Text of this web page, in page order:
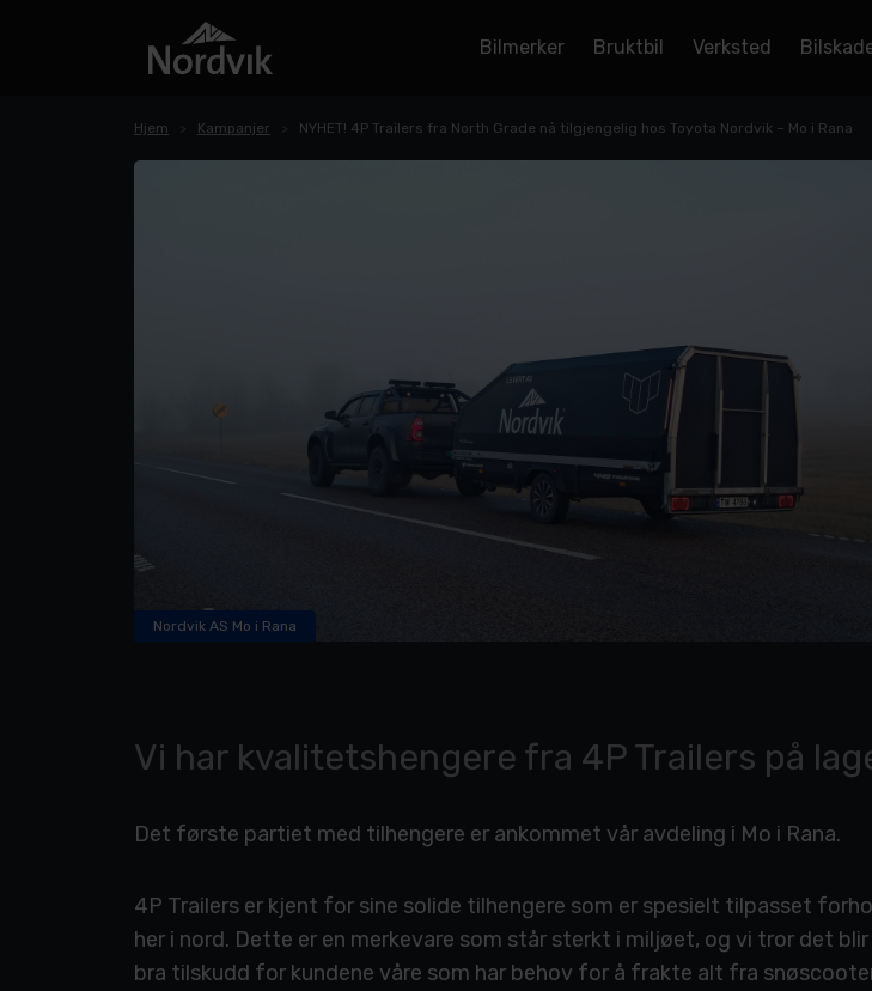
Bilmerker Bruktbil Verksted
Hjem Kampanjer NYHET! 4P Trailers fra North Grade nå tilgjengelig hos Toyota Nordvik – Mo i Rana
Nordvik AS Mo i Rana
Vi har kvalitetshengere fra 4P Trailers på
Det første partiet med tilhengere er ankommet vår avdeling i Mo i Rana.
4P Trailers er kjent for sine solide tilhengere som er spesielt tilpasset
her i nord. Dette er en merkevare som står sterkt i miljøet, og vi tror det
bra tilskudd for kundene våre som har behov for å frakte alt fra